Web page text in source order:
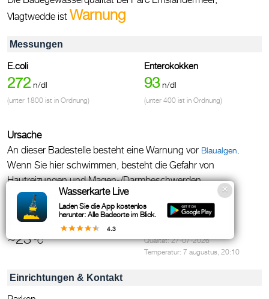
Vlagtwedde ist Warnung
Messungen
E.coli
272 n/dl
(unter 1800 ist in Ordnung)
Enterokokken
93 n/dl
(unter 400 ist in Ordnung)
Ursache
An dieser Badestelle besteht eine Warnung vor Blaualgen
Wenn Sie hier schwimmen, besteht die Gefahr von
Hautreizungen und Magen-/Darmbeschwerden.
Diese Warnung gilt seit: 01-07-2026
Wassertemperatur
~23 °C
Messzeiten
Qualität: 27-07-2026
Temperatur: 7 augustus, 20:10
Einrichtungen & Kontakt
Wasserkarte Live
Laden Sie die App kostenlos
herunter: Alle Badeorte im Blick.
4.3